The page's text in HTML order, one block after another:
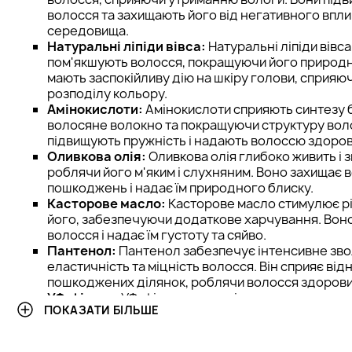
волосся та захищають його від негативного
середовища.
Натуральні ліпіди вівса: Натуральні ліпіди
пом'якшують волосся, покращуючи його
мають заспокійливу дію на шкіру голови,
розподілу кольору.
Амінокислоти: Амінокислоти сприяють синтезу
волосяне волокно та покращуючи структуру
підвищують пружність і надають волоссю
Оливкова олія: Оливкова олія глибоко живить і
роблячи його м'яким і слухняним. Воно захищає
пошкоджень і надає їм природного блиску.
Касторове масло: Касторове масло стимулює
його, забезпечуючи додаткове харчування.
волосся і надає їм густоту та сяйво.
Пантенол: Пантенол забезпечує інтенсивне
еластичність та міцність волосся. Він сприяє
пошкоджених ділянок, роблячи волосся
УФ-фільтр:
УФ-фільтр у складі маски захищає
впливу ультрафіолетових променів, які можуть
ПОКАЗАТИ БІЛЬШЕ